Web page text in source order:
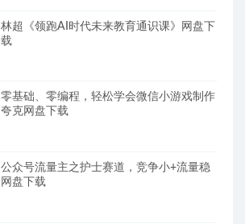
林超《领跑AI时代未来教育通识课》网盘下
载
零基础、零编程，轻松学会微信小游戏制作
夸克网盘下载
公众号流量主之护士赛道，竞争小+流量稳
网盘下载